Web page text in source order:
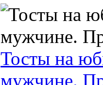
Тосты на
мужчине.